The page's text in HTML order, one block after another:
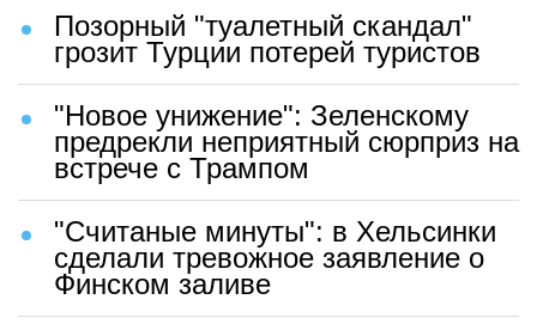
Позорный "туалетный скандал"
грозит Турции потерей туристов
"Новое унижение": Зеленскому
предрекли неприятный сюрприз на
встрече с Трампом
"Считаные минуты": в Хельсинки
сделали тревожное заявление о
Финском заливе